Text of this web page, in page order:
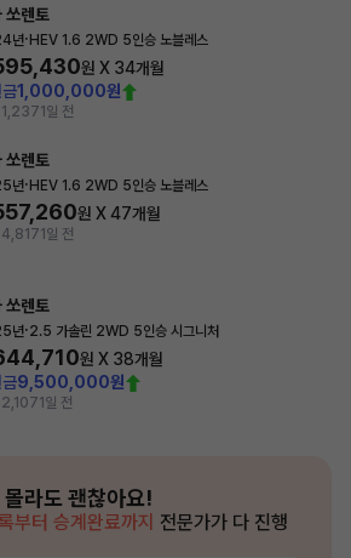
쏘렌토
년· HEV 1.6 2WD 5인승 노블레스
원 X 34개월
1,000,000원
1,2371일 전
쏘렌토
년· HEV 1.6 2WD 5인승 노블레스
원 X47개월
4,8171일 전
쏘렌토
년·2.5 가솔린 2WD 5인승 시그니처
원 X 38개월
9,500,000원
2,1071일 전
몰라도 괜찮아요!
부터 승계완료까지 전문가가 다 진행